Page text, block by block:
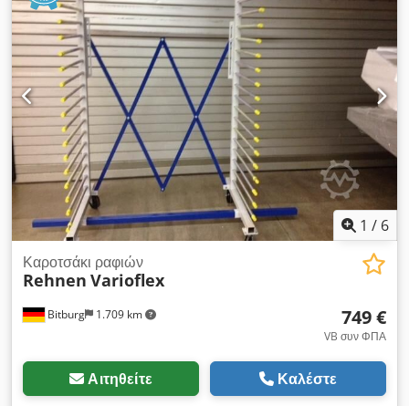
πλευρά, το καρότσι μπορεί να αντέξει βάρος έως 400 kg με
ομοιόμορφη κατανομή του φορτίου. Οι αποσπώμενοι
εσωτερικοί και εξωτερικοί βραχίονες μπορούν να αφαιρεθούν
και να τοποθετηθούν ξανά στην πίσω πλευρά. Όταν δεν
χρησιμοποιείται, η ραφιέρα μπορεί να συναρμολογηθεί ώστε να
εξοικονομεί χώρο. Προαιρετικά αξεσουάρ - Βραχίονες
επενδυμένοι με πλαστικό - Επιπλέον σχάρα Τεχνικά
χαρακτηριστικά: Μήκος: 200 - 2000 mm Βάθος: 870 - 1180
mm Ύψος: 1855 mm Μήκος βραχίονα: 650 mm,
επεκτεινόμενο έως 1150 mm Ελεύθερη απόσταση μεταξύ
βραχιόνων: 70 mm Φορτίο: 400 kg Διαθεσιμότητα: Άμεση
Djdpfxjzk Npae Amyekr Τοποθεσία αποθήκης: Röllbach 1 / 6
Bitburg 1.709 km
Καροτσάκι ραφιών
Rehnen Varioflex
749 €
VB συν ΦΠΑ
Αιτηθείτε Καλέστε